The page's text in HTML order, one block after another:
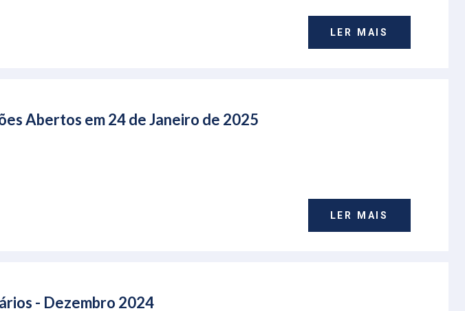
LER MAIS
Abertos em 24 de Janeiro de 2025
LER MAIS
- Dezembro 2024